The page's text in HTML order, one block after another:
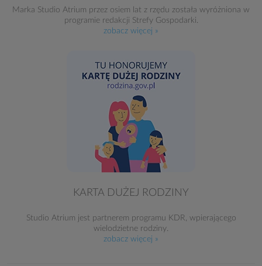
Marka Studio Atrium przez osiem lat z rzędu została wyróżniona w
programie redakcji Strefy Gospodarki.
zobacz więcej »
KARTA DUŻEJ RODZINY
Studio Atrium jest partnerem programu KDR, wpierającego
wielodzietne rodziny.
zobacz więcej »